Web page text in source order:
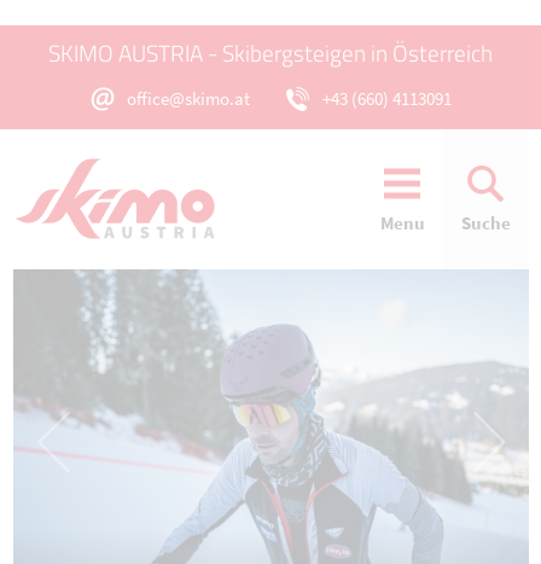
SKIMO AUSTRIA - Skibergsteigen in Österreich
office@skimo.at +43 (660) 4113091
Menu Suche